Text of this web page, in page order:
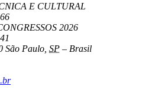
E CULTURAL
2026
São Paulo SP – Brasil